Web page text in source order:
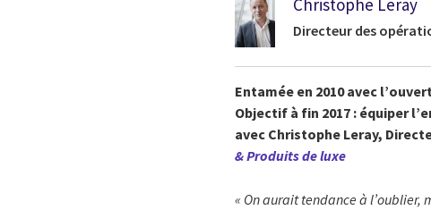
Christophe Leray
Directeur des
Entamée en 2010 avec
Objectif à fin 2017 : équiper
avec Christophe Leray,
& Produits de luxe
« On aurait tendance à l’oublier,